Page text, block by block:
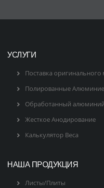
УСЛУГИ
Поставка оригинального
Полированные
Обработанный алюминий
Жесткое Анодирование
Калькулятор Веса
НАША ПРОДУКЦИЯ
Листы/Плиты